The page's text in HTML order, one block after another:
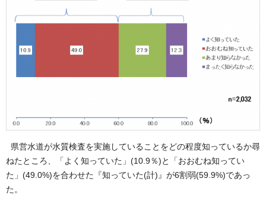
県営水道が水質検査を実施していることをどの程度知っているか尋
ねたところ、「よく知っていた」(10.9％)と「おおむね知ってい
た」(49.0%)を合わせた『知っていた(計)』が6割弱(59.9%)であっ
た。